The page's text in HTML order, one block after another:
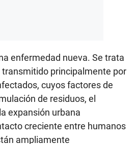
enfermedad nueva. Se trata
transmitido principalmente por
cuyos factores de
de residuos, el
expansión urbana
creciente entre humanos
ampliamente